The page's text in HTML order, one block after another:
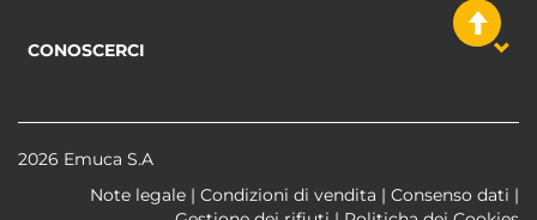
CONOSCERCI
2026 Emuca S.A
Note legale | Condizioni di vendita | Consenso dati |